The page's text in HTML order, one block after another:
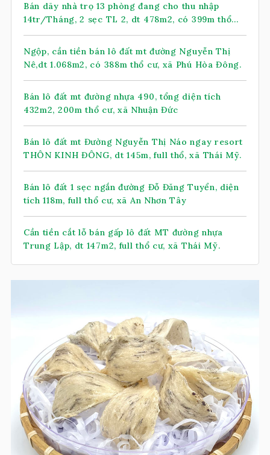
Bán dãy nhà trọ 13 phòng đang cho thu nhập
14tr/Tháng, 2 sẹc TL 2, dt 478m2, có 399m thổ
cư, xã Nhuận Đức (mới)
Ngộp, cần tiền bán lô đất mt đường Nguyễn Thị
Nê,dt 1.068m2, có 388m thổ cư, xã Phú Hòa Đông.
Bán lô đất mt đường nhựa 490, tổng diện tích
432m2, 200m thổ cư, xã Nhuận Đức
Bán lô đất mt Đường Nguyễn Thị Náo ngay resort
THÔN KINH ĐÔNG, dt 145m, full thổ, xã Thái Mỹ.
Bán lô đất 1 sẹc ngắn đường Đỗ Đăng Tuyển, diện
tích 118m, full thổ cư, xã An Nhơn Tây
Cần tiền cắt lỗ bán gấp lô đất MT đường nhựa
Trung Lập, dt 147m2, full thổ cư, xã Thái Mỹ.